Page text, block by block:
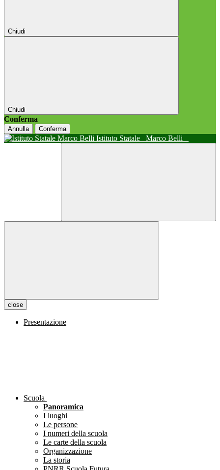
Chiudi
Chiudi
Conferma
Annulla Conferma
Istituto Statale Marco Belli
close
Presentazione
Scuola
Panoramica
I luoghi
Le persone
I numeri della scuola
Le carte della scuola
Organizzazione
La storia